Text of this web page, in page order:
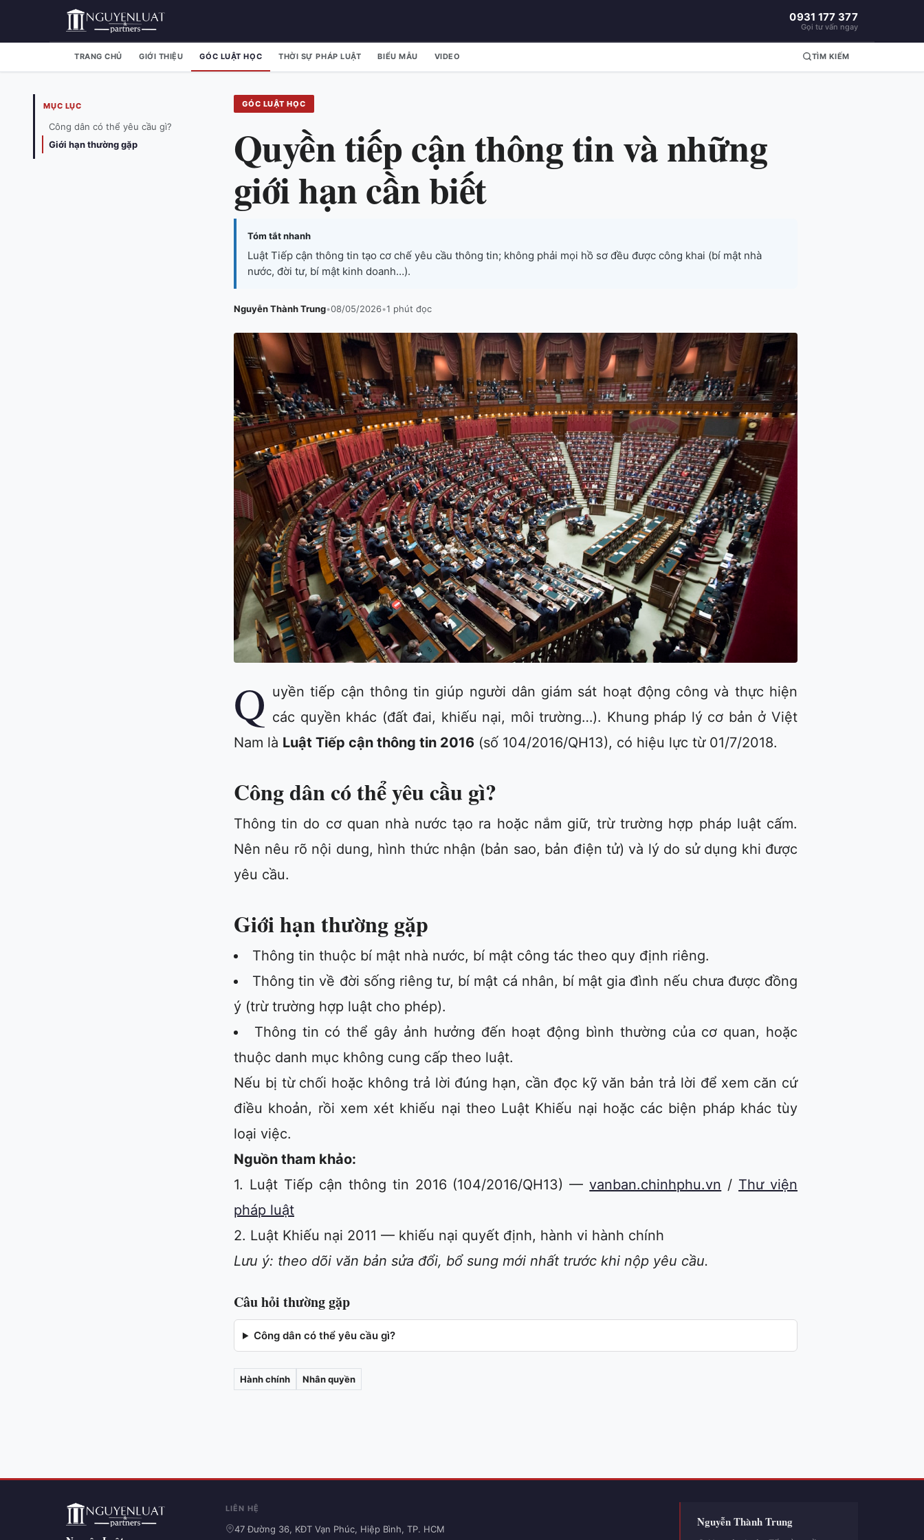
0931 177 377
Gọi tư vấn ngay
TRANG CHỦ GIỚI THIỆU GÓC LUẬT HỌC THỜI SỰ PHÁP LUẬT BIỂU MẪU VIDEO TÌM KIẾM
MỤC LỤC
Công dân có thể yêu cầu gì?
Giới hạn thường gặp
GÓC LUẬT HỌC
Quyền tiếp cận thông tin và những
giới hạn cần biết
Tóm tắt nhanh
Luật Tiếp cận thông tin tạo cơ chế yêu cầu thông tin; không phải mọi hồ sơ đều được công khai (bí mật nhà
nước, đời tư, bí mật kinh doanh…).
Nguyễn Thành Trung•08/05/2026•1 phút đọc
Q uyền tiếp cận thông tin giúp người dân giám sát hoạt động công và thực hiện
các quyền khác (đất đai, khiếu nại, môi trường…). Khung pháp lý cơ bản ở Việt
Nam là Luật Tiếp cận thông tin 2016 (số 104/2016/QH13), có hiệu lực từ 01/7/2018.
Công dân có thể yêu cầu gì?
Thông tin do cơ quan nhà nước tạo ra hoặc nắm giữ, trừ trường hợp pháp luật cấm.
Nên nêu rõ nội dung, hình thức nhận (bản sao, bản điện tử) và lý do sử dụng khi được
yêu cầu.
Giới hạn thường gặp
Thông tin thuộc bí mật nhà nước, bí mật công tác theo quy định riêng.
Thông tin về đời sống riêng tư, bí mật cá nhân, bí mật gia đình nếu chưa được đồng
ý (trừ trường hợp luật cho phép).
Thông tin có thể gây ảnh hưởng đến hoạt động bình thường của cơ quan, hoặc
thuộc danh mục không cung cấp theo luật.
Nếu bị từ chối hoặc không trả lời đúng hạn, cần đọc kỹ văn bản trả lời để xem căn cứ
điều khoản, rồi xem xét khiếu nại theo Luật Khiếu nại hoặc các biện pháp khác tùy
loại việc.
Nguồn tham khảo:
1. Luật Tiếp cận thông tin 2016 (104/2016/QH13) —vanban.chinhphu.vn / Thư viện
pháp luật
2. Luật Khiếu nại 2011 — khiếu nại quyết định, hành vi hành chính
Lưu ý: theo dõi văn bản sửa đổi, bổ sung mới nhất trước khi nộp yêu cầu.
Câu hỏi thường gặp
Công dân có thể yêu cầu gì?
Hành chính Nhân quyền
LIÊN HỆ
47 Đường 36, KĐT Vạn Phúc, Hiệp Bình, TP. HCM Nguyễn Thành Trung